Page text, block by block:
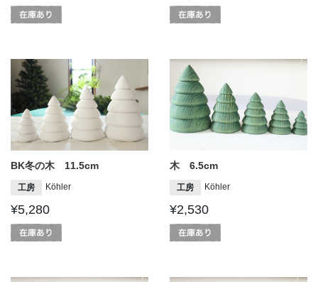
BK冬の木 11.5cm
工房 Köhler
¥5,280
木 6.5cm
工房 Köhler
¥2,530